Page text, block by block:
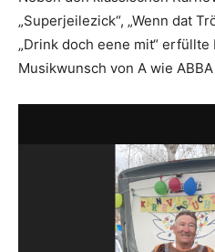
„Superjeilezick“, „Wenn dat
„Drink doch eene mit“ erfüllte
Musikwunsch von A wie